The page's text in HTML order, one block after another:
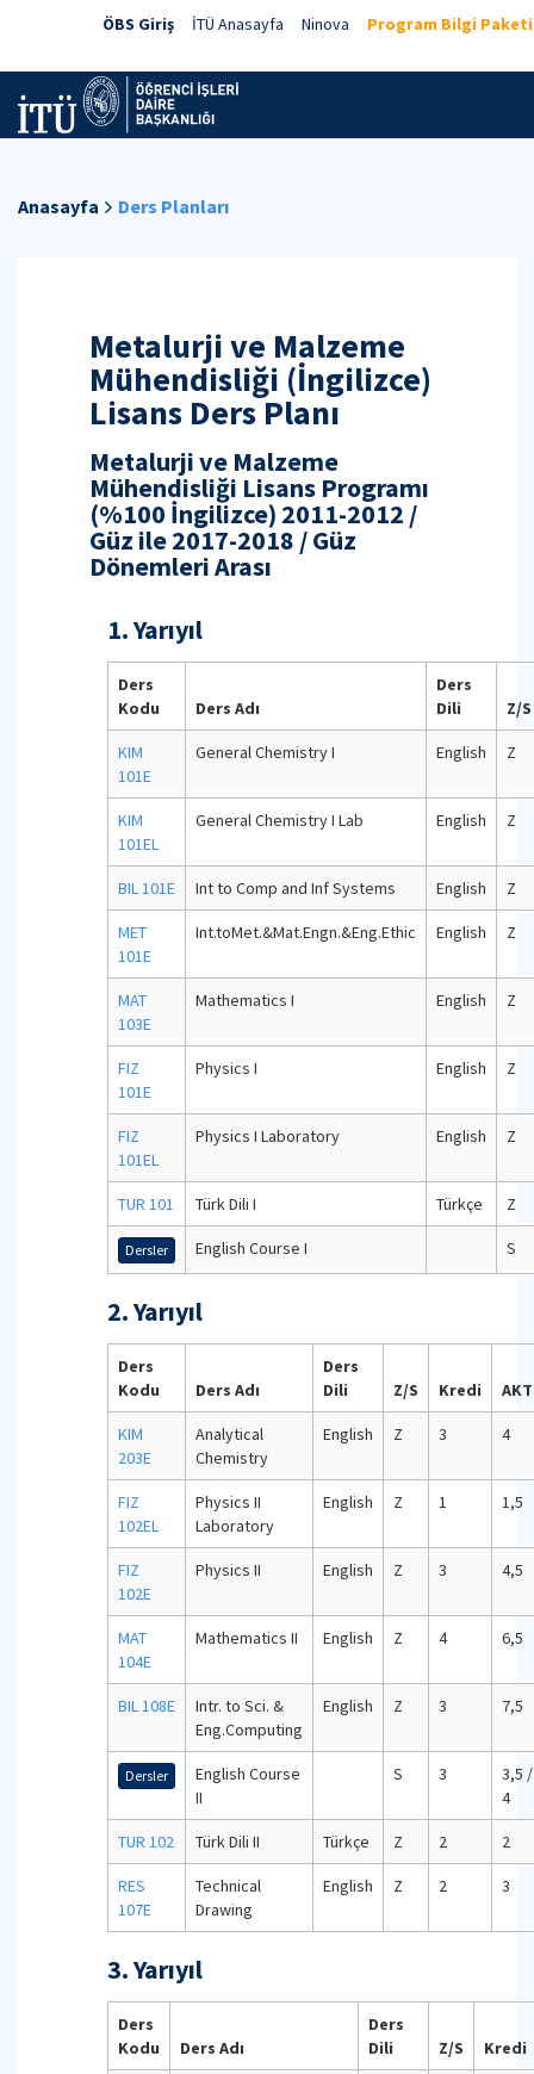
ÖBS Giriş İTÜ Anasayfa Ninova Program Bilgi Paketi
Anasayfa Ders Planları
Metalurji ve Malzeme
Mühendisliği (İngilizce)
Lisans Ders Planı
Metalurji ve Malzeme
Mühendisliği Lisans Programı
(%100 İngilizce) 2011-2012 /
Güz ile 2017-2018 / Güz
Dönemleri Arası
1. Yarıyıl
Ders
Kodu
Ders Adı
Ders
Dili
Z/S
KIM
101E
General Chemistry I English Z
KIM
101EL
General Chemistry I Lab English Z
BIL 101E Int to Comp and Inf Systems English Z
MET
101E
Int.toMet.&Mat.Engn.&Eng.Ethic English Z
MAT
103E
Mathematics I English Z
FIZ
101E
Physics I English Z
FIZ
101EL
Physics I Laboratory English Z
TUR 101 Türk Dili I Türkçe Z
Dersler English Course I S
2. Yarıyıl
Ders
Kodu
Ders Adı
Ders
Dili
Z/S Kredi
KIM
203E
Analytical
Chemistry
English Z 3 4
FIZ
102EL
Physics II
Laboratory
English Z 1 1,5
FIZ
102E
Physics II English Z 3 4,5
MAT
104E
Mathematics II English Z 4 6,5
BIL 108E
Intr. to Sci. &
Eng.Computing
English Z 3 7,5
Dersler
English Course
II
S 3
3,5 /
4
TUR 102 Türk Dili II Türkçe Z 2 2
RES
107E
Technical
Drawing
English Z 2 3
3. Yarıyıl
Ders
Kodu
Ders Adı
Ders
Dili
Z/S Kredi